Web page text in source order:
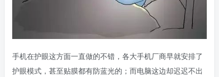
手机在护眼这方面一直做的不错，各大手机厂商早就安排了
护眼模式，甚至贴膜都有防蓝光的；而电脑这边却迟迟不出